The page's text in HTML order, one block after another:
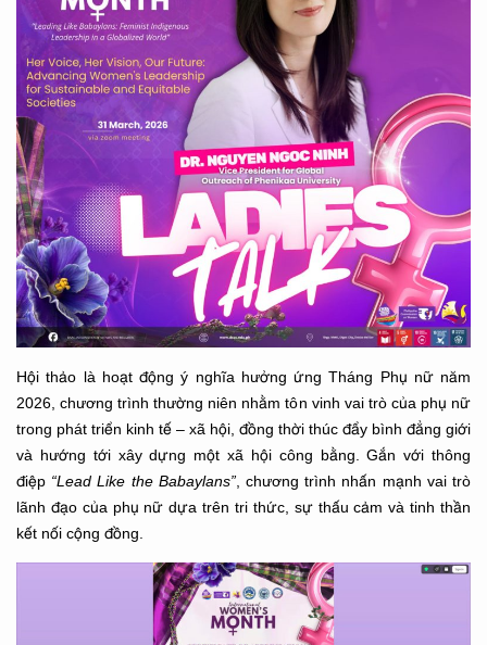
Hội thảo là hoạt động ý nghĩa hưởng ứng Tháng Phụ nữ năm
2026, chương trình thường niên nhằm tôn vinh vai trò của phụ nữ
trong phát triển kinh tế – xã hội, đồng thời thúc đẩy bình đẳng giới
và hướng tới xây dựng một xã hội công bằng. Gắn với thông
điệp “Lead Like the Babaylans”, chương trình nhấn mạnh vai trò
lãnh đạo của phụ nữ dựa trên tri thức, sự thấu cảm và tinh thần
kết nối cộng đồng.